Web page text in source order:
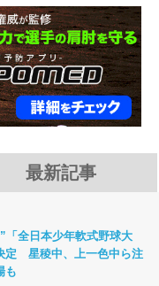
最新記事
「全日本少年軟式野球大
定 星稜中、上一色中ら注
も